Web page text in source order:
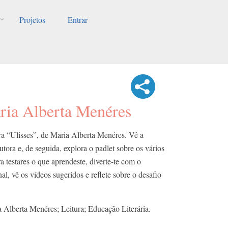
Projetos Entrar
Alberta Menéres
“Ulisses”, de Maria Alberta Menéres. Vê a
e, de seguida, explora o padlet sobre os vários
testares o que aprendeste, diverte-te com o
vê os vídeos sugeridos e reflete sobre o desafio
Alberta Menéres; Leitura; Educação Literária.